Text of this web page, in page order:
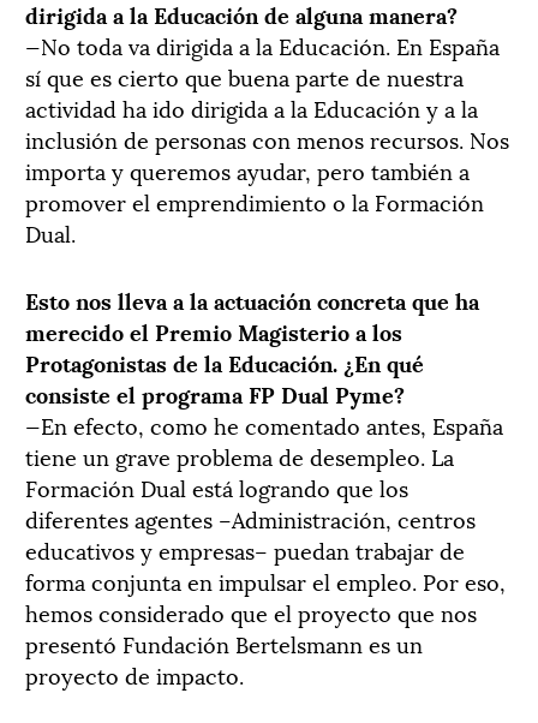
dirigida a la Educación de alguna manera?
—No toda va dirigida a la Educación. En España
sí que es cierto que buena parte de nuestra
actividad ha ido dirigida a la Educación y a la
inclusión de personas con menos recursos. Nos
importa y queremos ayudar, pero también a
promover el emprendimiento o la Formación
Dual.
Esto nos lleva a la actuación concreta que ha
merecido el Premio Magisterio a los
Protagonistas de la Educación. ¿En qué
consiste el programa FP Dual Pyme?
—En efecto, como he comentado antes, España
tiene un grave problema de desempleo. La
Formación Dual está logrando que los
diferentes agentes –Administración, centros
educativos y empresas– puedan trabajar de
forma conjunta en impulsar el empleo. Por eso,
hemos considerado que el proyecto que nos
presentó Fundación Bertelsmann es un
proyecto de impacto.